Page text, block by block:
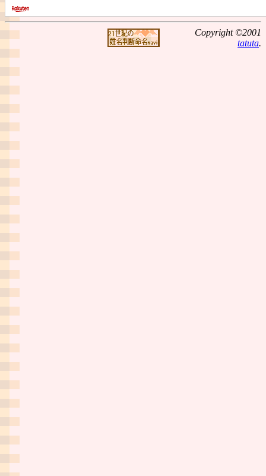
Copyright ©2001
tatuta.